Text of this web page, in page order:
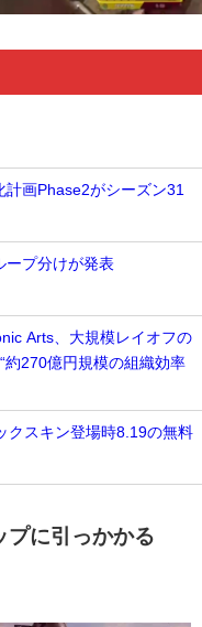
計画Phase2がシーズン31
ープ分けが発表
Arts、大規模レイオフの
約270億円規模の組織効率
クスキン登場時8.19の無料
プに引っかかる